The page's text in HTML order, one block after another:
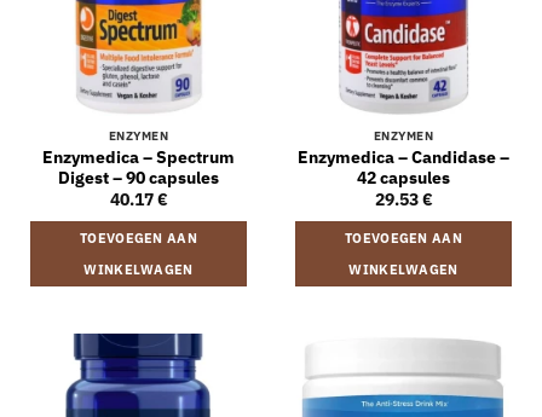
ENZYMEN
Enzymedica – Spectrum
Digest – 90 capsules
40.17€
TOEVOEGEN AAN
WINKELWAGEN
ENZYMEN
Enzymedica – Candidase –
42 capsules
29.53€
TOEVOEGEN AAN
WINKELWAGEN